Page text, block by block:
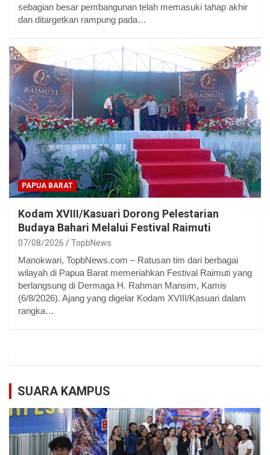
sebagian besar pembangunan telah memasuki tahap akhir
dan ditargetkan rampung pada…
PAPUA BARAT
Kodam XVIII/Kasuari Dorong Pelestarian
Budaya Bahari Melalui Festival Raimuti
07/08/2026 TopbNews
Manokwari, TopbNews.com – Ratusan tim dari berbagai
wilayah di Papua Barat memeriahkan Festival Raimuti yang
berlangsung di Dermaga H. Rahman Mansim, Kamis
(6/8/2026). Ajang yang digelar Kodam XVIII/Kasuari dalam
rangka…
SUARA KAMPUS